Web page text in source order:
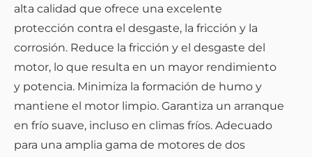
alta calidad que ofrece una excelente
protección contra el desgaste, la fricción y la
corrosión. Reduce la fricción y el desgaste del
motor, lo que resulta en un mayor rendimiento
y potencia. Minimiza la formación de humo y
mantiene el motor limpio. Garantiza un arranque
en frío suave, incluso en climas fríos. Adecuado
para una amplia gama de motores de dos